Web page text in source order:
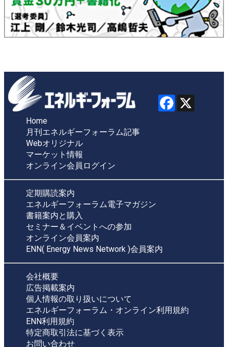
Home
月刊エネルギーフォーラム記事
Webオリジナル
マーケット情報
オンライン会員ログイン
定期購読案内
エネルギーフォーラム電子マガジン
書籍案内と購入
セミナー＆イベントへの参加
オンライン会員案内
ENN( Energy News Network )会員案内
会社概要
広告掲載案内
個人情報の取り扱いについて
エネルギーフォーラム・オンライン利用規約
ENN利用規約
特定商取引法に基づく表示
お問い合わせ